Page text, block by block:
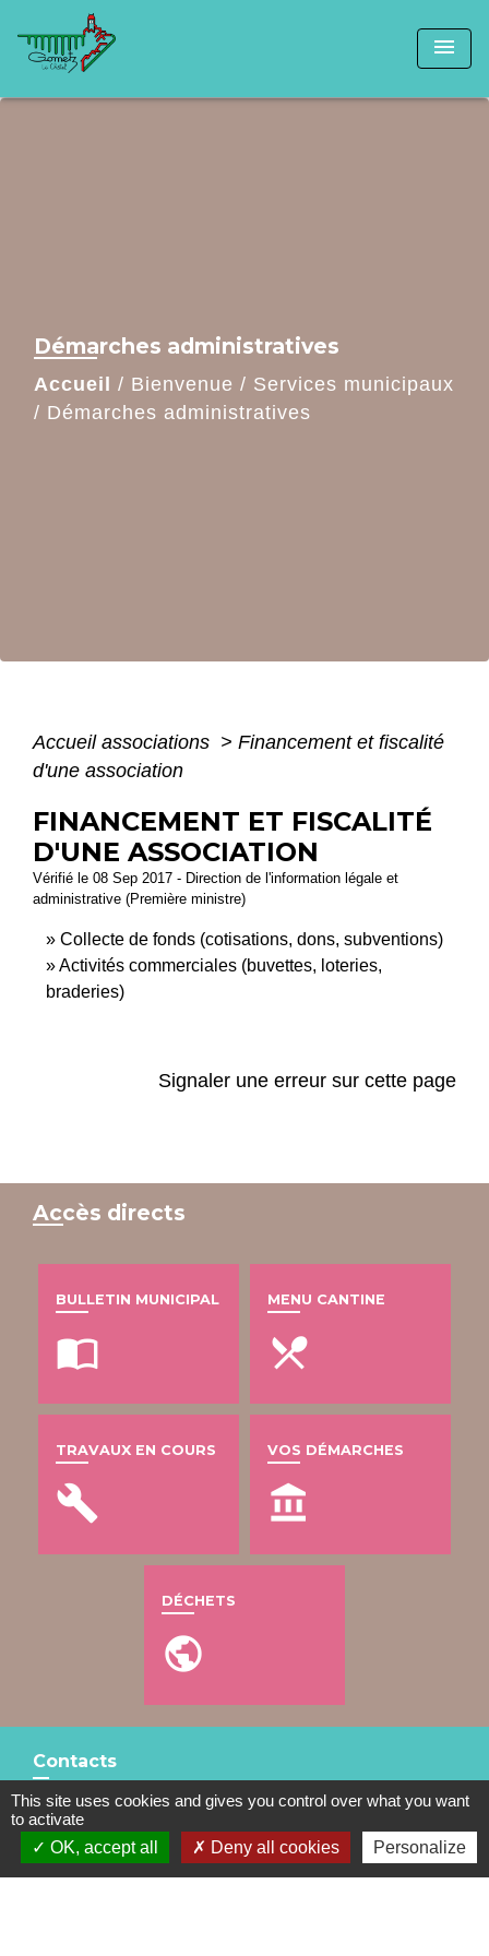
menu
Démarches administratives
Accueil / Bienvenue / Services municipaux
/ Démarches administratives
Accueil associations > Financement et fiscalité
d'une association
FINANCEMENT ET FISCALITÉ
D'UNE ASSOCIATION
Vérifié le 08 Sep 2017 - Direction de l'information légale et
administrative (Première ministre)
Collecte de fonds (cotisations, dons, subventions)
Activités commerciales (buvettes, loteries,
braderies)
Signaler une erreur sur cette page
Accès directs
BULLETIN MUNICIPAL
import_contacts
MENU CANTINE
local_dining
TRAVAUX EN COURS
build
VOS DÉMARCHES
account_balance
DÉCHETS
public
Contacts
Mairie de Gometz-le-Châtel
76 rue Saint Nicolas
91940 Gometz-le-Châtel - FRANCE
+33 1 60 12 11 05
This site uses cookies and gives you control over what you want
to activate
OK, accept all
Deny all cookies Personalize